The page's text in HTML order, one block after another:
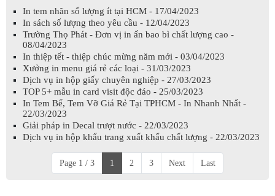
In tem nhãn số lượng ít tại HCM - 17/04/2023
In sách số lượng theo yêu cầu - 12/04/2023
Trường Thọ Phát - Đơn vị in ấn bao bì chất lượng cao -
08/04/2023
In thiệp tết - thiệp chúc mừng năm mới - 03/04/2023
Xưởng in menu giá rẻ các loại - 31/03/2023
Dịch vụ in hộp giấy chuyên nghiệp - 27/03/2023
TOP 5+ mẫu in card visit độc đáo - 25/03/2023
In Tem Bể, Tem Vỡ Giá Rẻ Tại TPHCM - In Nhanh Nhất -
22/03/2023
Giải pháp in Decal trượt nước - 22/03/2023
Dịch vụ in hộp khẩu trang xuất khẩu chất lượng - 22/03/2023
Page 1 / 3 1 2 3 Next Last